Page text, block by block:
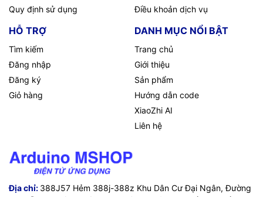
Quy định sử dụng
Điều khoản dịch vụ
HỖ TRỢ
Tìm kiếm
Đăng nhập
Đăng ký
Giỏ hàng
DANH MỤC NỔI BẬT
Trang chủ
Giới thiệu
Sản phẩm
Hướng dẫn code
XiaoZhi AI
Liên hệ
Địa chỉ: 388J57 Hẻm 388j-388z Khu Dân Cư Đại Ngân, Đường